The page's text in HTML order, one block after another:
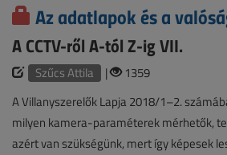
Az adatlapok és a
A CCTV-ről A-tól Z-ig VII.
Szűcs Attila |
1359
A Villanyszerelők Lapja 2018/1–2.
milyen kamera-paraméterek mérhetők,
azért van szükségünk, mert így képesek